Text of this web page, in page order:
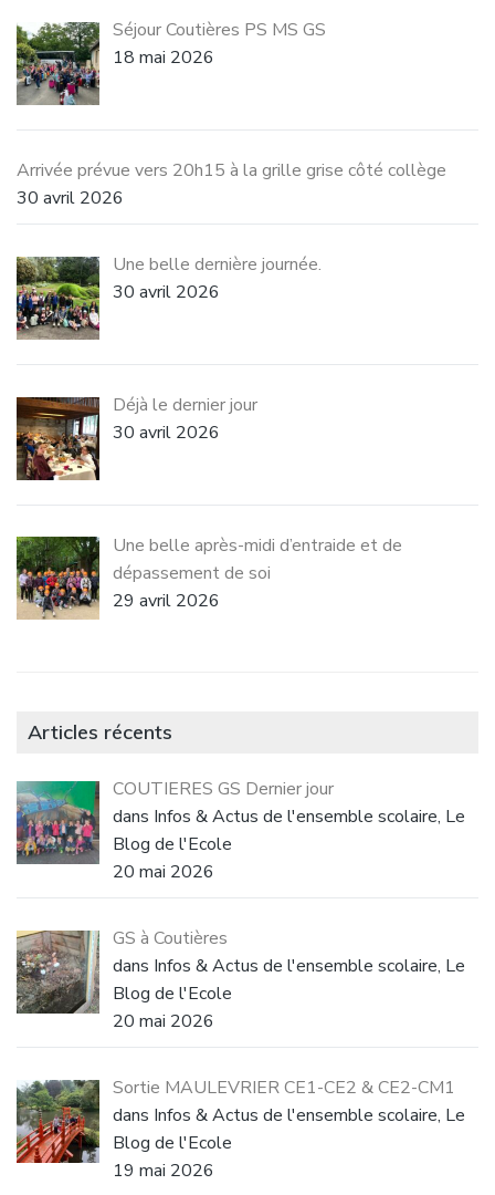
Séjour Coutières PS MS GS
18 mai 2026
Arrivée prévue vers 20h15 à la grille grise côté collège
30 avril 2026
Une belle dernière journée.
30 avril 2026
Déjà le dernier jour
30 avril 2026
Une belle après-midi d’entraide et de
dépassement de soi
29 avril 2026
Articles récents
COUTIERES GS Dernier jour
dans Infos & Actus de l'ensemble scolaire, Le
Blog de l'Ecole
20 mai 2026
GS à Coutières
dans Infos & Actus de l'ensemble scolaire, Le
Blog de l'Ecole
20 mai 2026
Sortie MAULEVRIER CE1-CE2 & CE2-CM1
dans Infos & Actus de l'ensemble scolaire, Le
Blog de l'Ecole
19 mai 2026